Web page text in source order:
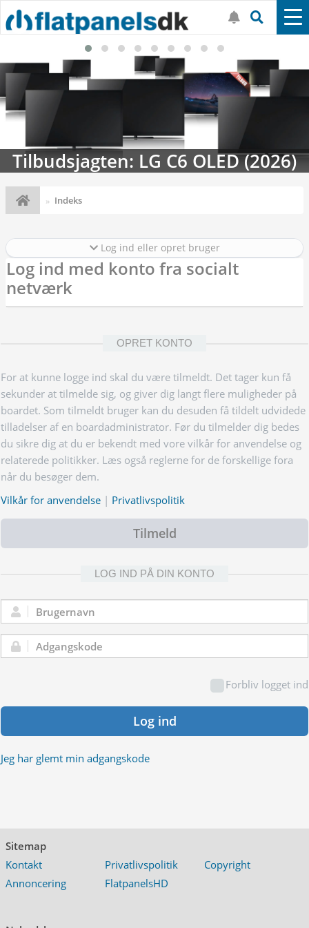
Tilbudsjagten: LG C6 OLED (2026)
Indeks
Log ind eller opret bruger
Log ind med konto fra socialt
netværk
OPRET KONTO
For at kunne logge ind skal du være tilmeldt. Det tager kun få
sekunder at tilmelde sig, og giver dig langt flere muligheder på
boardet. Som tilmeldt bruger kan du desuden få tildelt udvidede
tilladelser af en boardadministrator. Før du tilmelder dig bedes
du sikre dig at du er bekendt med vore vilkår for anvendelse og
relaterede politikker. Læs også reglerne for de forskellige fora
når du besøger dem.
Vilkår for anvendelse | Privatlivspolitik
Tilmeld
LOG IND PÅ DIN KONTO
Brugernavn:
Adgangskode:
Forbliv logget ind
Log ind
Jeg har glemt min adgangskode
Sitemap
Kontakt
Privatlivspolitik
Copyright
Annoncering
FlatpanelsHD